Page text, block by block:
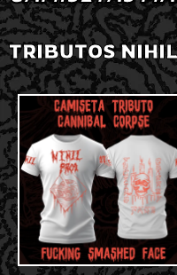
TRIBUTOS